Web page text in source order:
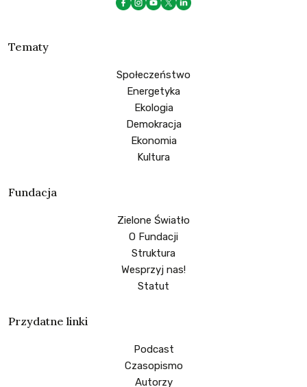
Tematy
Społeczeństwo
Energetyka
Ekologia
Demokracja
Ekonomia
Kultura
Fundacja
Zielone Światło
O Fundacji
Struktura
Wesprzyj nas!
Statut
Przydatne linki
Podcast
Czasopismo
Autorzy